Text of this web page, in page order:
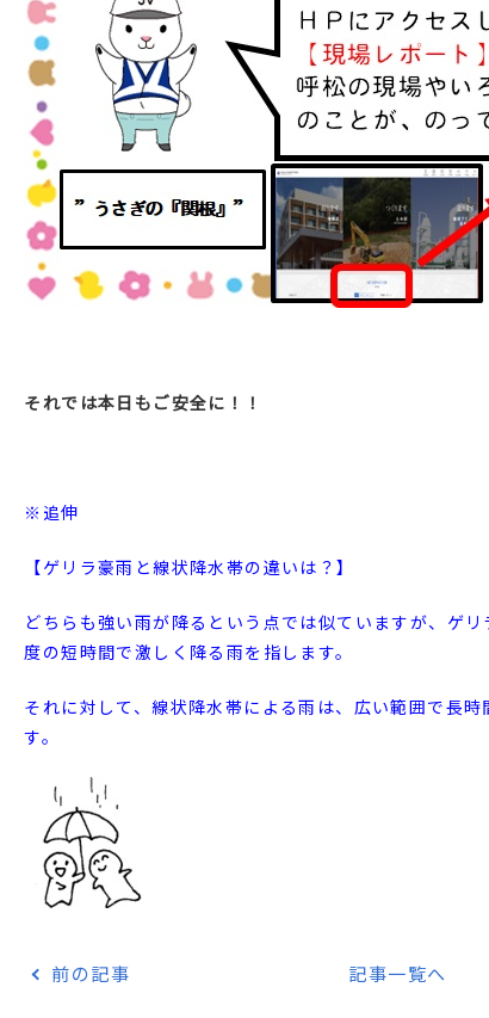
それでは本日もご安全に！！
※追伸
【ゲリラ豪雨と線状降水帯の違いは？】
どちらも強い雨が降るという点では似ていますが、ゲ
度の短時間で激しく降る雨を指します。
それに対して、線状降水帯による雨は、広い範囲で長
す。
前の記事 記事一覧へ